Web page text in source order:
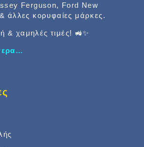
Ferguson, Ford New
άλλες κορυφαίες μάρκες.
& χαμηλές τιμές! 🚜✨